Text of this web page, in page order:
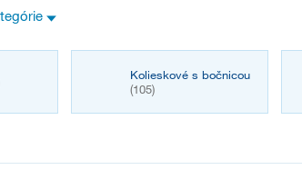
Kolieskové s bočnicou
(105)